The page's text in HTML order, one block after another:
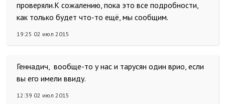
проверяли.К сожалению, пока это все подробности,
как только будет что-то ещё, мы сообщим.
19:25 02 июл 2015
Геннадич, вообще-то у нас и тарусян один врио, если
вы его имели ввиду.
12:39 02 июл 2015